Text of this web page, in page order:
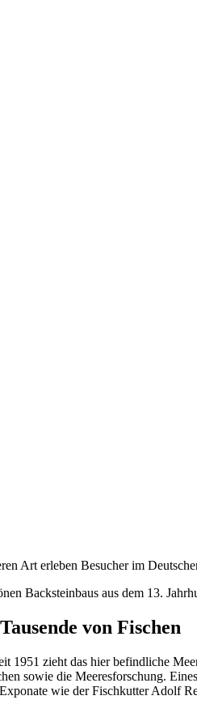
Art erleben Besucher im
Backsteinbaus aus dem 13.
von Fischen
1951 zieht das hier befindliche
sowie die Meeresforschung.
wie der Fischkutter Adolf